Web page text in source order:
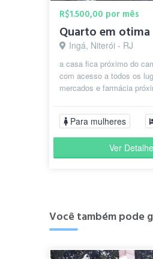
R$1.500,00 por mês
Ingá, Niterói - RJ
a casa fica próximo do
com acesso a todos os
mercados e farmácia
Para mulheres
Ver
Você também pode